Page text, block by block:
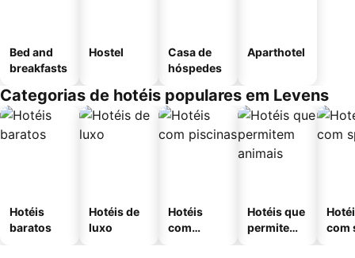
Bed and
breakfasts
Hostel
Casa de
hóspedes
Aparthotel
Categorias de hotéis populares em Levens
Hotéis
baratos
Hotéis de
luxo
Hotéis
com
Hotéis que
permitem
com